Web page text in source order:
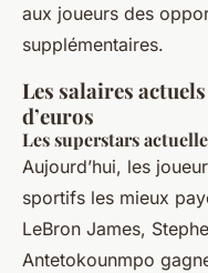
aux joueurs des
supplémentaires.
Les salaires
d’euros
Les superstars
Aujourd’hui, les
sportifs les mieux
LeBron James,
Antetokounmpo